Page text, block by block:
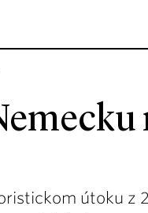
útoku z